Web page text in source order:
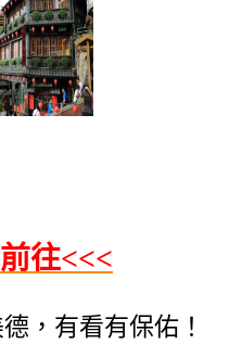
往<<<
，有看有保佑！